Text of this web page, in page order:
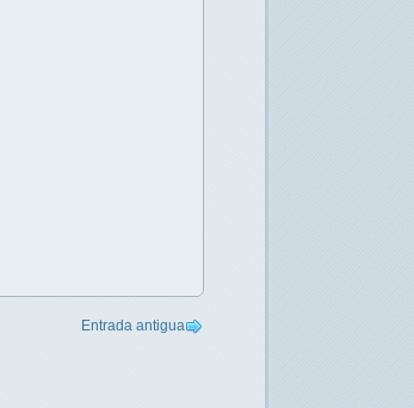
Entrada antigua